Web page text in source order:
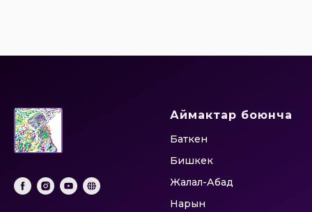
Аймактар боюнча
Баткен
Бишкек
Жалал-Абад
Нарын